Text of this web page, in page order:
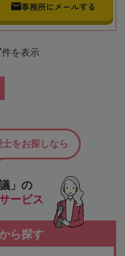
事務所にメールする
件を表示
」の
ービス
をお探しなら
ら探す